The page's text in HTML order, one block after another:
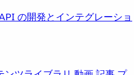
の開発とインテグレーショ